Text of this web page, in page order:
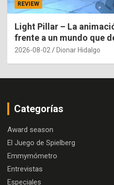
REVIEW
Light Pillar – La
frente a un mundo que
2026-08-02 Dionar Hidalgo
Categorías
Award season
El Juego de Spielberg
Emmymómetro
Entrevistas
Especiales